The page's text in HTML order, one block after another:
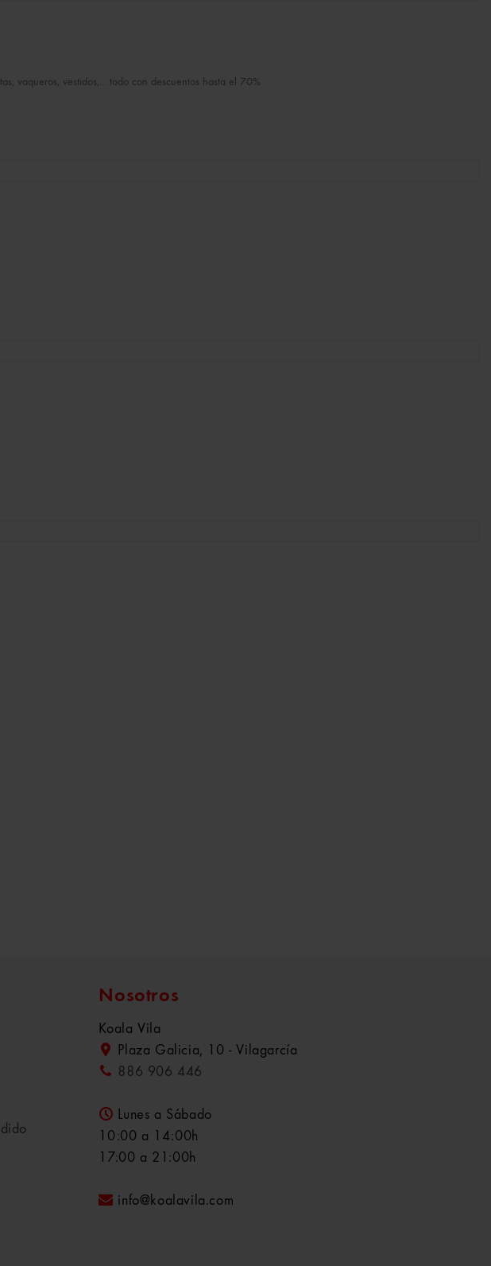
vaqueros, vestidos,... todo con descuentos hasta el 70%
Nosotros
Koala Vila
Plaza Galicia, 10 - Vilagarcía
886 906 446
Lunes a Sábado
10:00 a 14:00h
17:00 a 21:00h
info@koalavila.com